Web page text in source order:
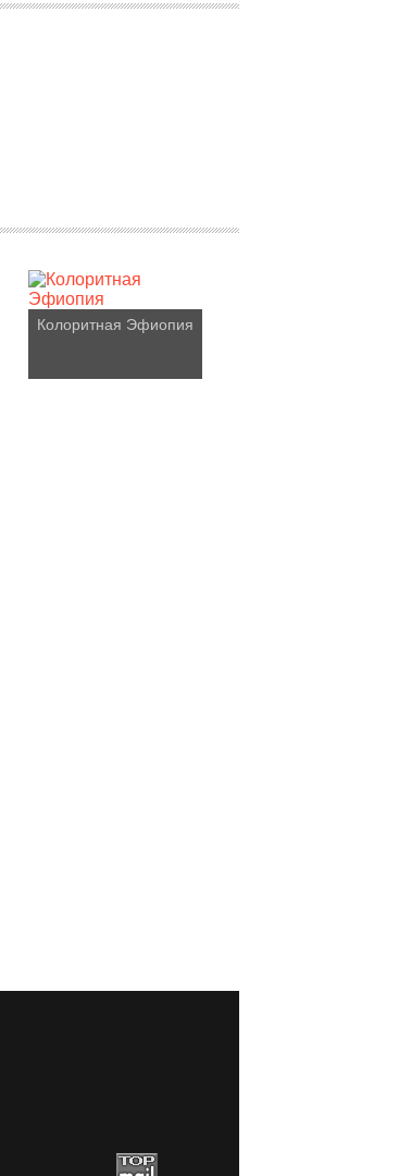
Колоритная Эфиопия